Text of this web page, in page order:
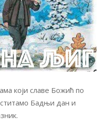
који славе Божић по
Бадњи дан и